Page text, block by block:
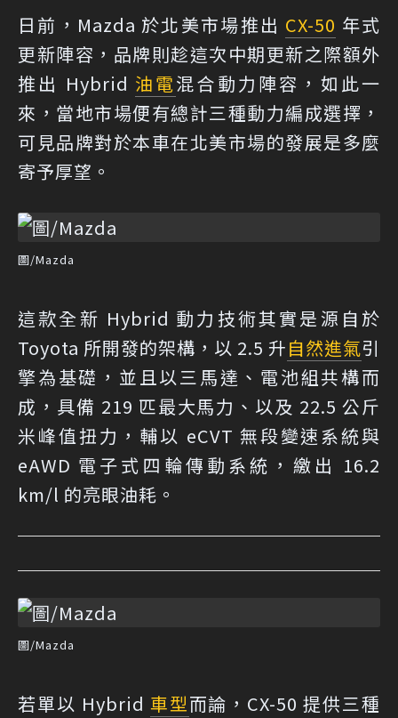
日前，Mazda 於北美市場推出 CX-50 年式
更新陣容，品牌則趁這次中期更新之際額外
推出 Hybrid 油電混合動力陣容，如此一
來，當地市場便有總計三種動力編成選擇，
可見品牌對於本車在北美市場的發展是多麼
寄予厚望。
圖/Mazda
這款全新 Hybrid 動力技術其實是源自於
Toyota 所開發的架構，以 2.5 升自然進氣引
擎為基礎，並且以三馬達、電池組共構而
成，具備 219 匹最大馬力、以及 22.5 公斤
米峰值扭力，輔以 eCVT 無段變速系統與
eAWD 電子式四輪傳動系統，繳出 16.2
km/l 的亮眼油耗。
圖/Mazda
若單以 Hybrid 車型而論，CX-50 提供三種